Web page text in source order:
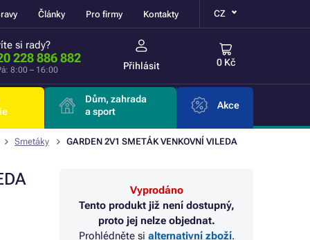
Články Pro firmy Kontakty CZ
si rady?
228 886 882
8:00 – 16:00 Přihlásit 0 Kč
Dům, zahrada
a sport
Akce
Smetáky GARDEN 2V1 SMETÁK VENKOVNÍ VILEDA
Vyprodáno
Tento produkt již není dostupný,
proto jej nelze objednat.
Prohlédněte si alternativní zboží.